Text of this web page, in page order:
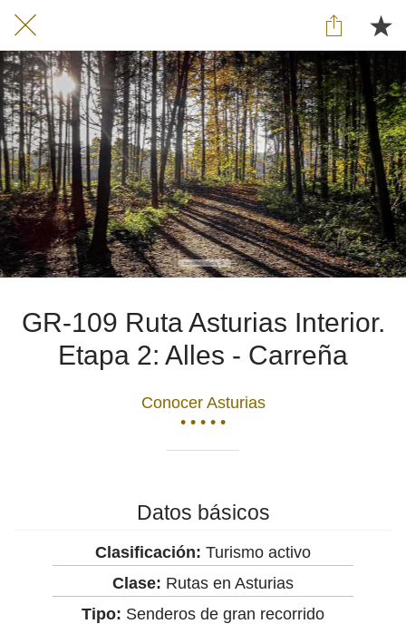
GR-109 Ruta Asturias Interior.
Etapa 2: Alles - Carreña
Conocer Asturias
• • • • •
Datos básicos
Clasificación: Turismo activo
Clase: Rutas en Asturias
Tipo: Senderos de gran recorrido